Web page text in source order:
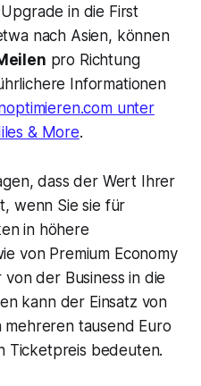
in die First
nach Asien, können
pro Richtung
Informationen
unter
& More.
dass der Wert Ihrer
wenn Sie sie für
in höhere
von Premium Economy
von der Business in die
kann der Einsatz von
mehreren tausend Euro
Ticketpreis bedeuten.